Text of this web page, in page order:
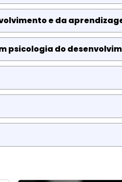
e da
psicologia do